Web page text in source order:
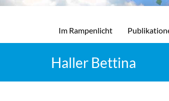
Im Rampenlicht
Haller Bettina